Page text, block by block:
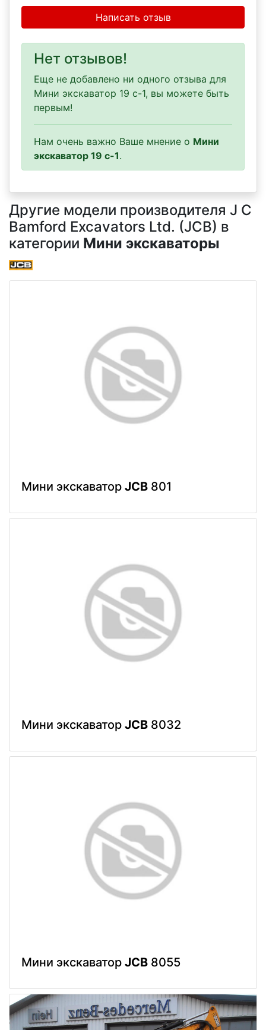
Написать отзыв
Нет отзывов!
Еще не добавлено ни одного отзыва для
Мини экскаватор 19 c-1, вы можете быть
первым!
Нам очень важно Ваше мнение о Мини
экскаватор 19 c-1.
Другие модели производителя J C
Bamford Excavators Ltd. (JCB) в
категории Мини экскаваторы
Мини экскаватор JCB 801
Мини экскаватор JCB 8032
Мини экскаватор JCB 8055